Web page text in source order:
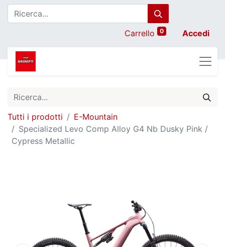
Carrello 0 Accedi
Tutti i prodotti
E-Mountain
Specialized Levo Comp Alloy G4 Nb Dusky Pink /
Cypress Metallic